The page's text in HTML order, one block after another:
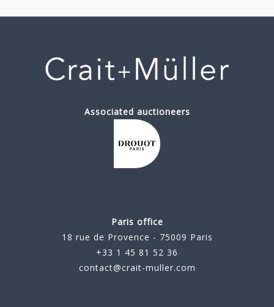
Associated auctioneers
Paris office
18 rue de Provence - 75009 Paris
+33 1 45 81 52 36
contact@crait-muller.com